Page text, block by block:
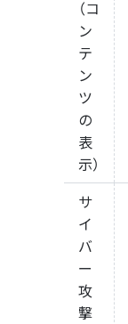
（コ
ン
テ
ン
ツ
の
表
示）
サ
イ
バ
ー
攻
撃